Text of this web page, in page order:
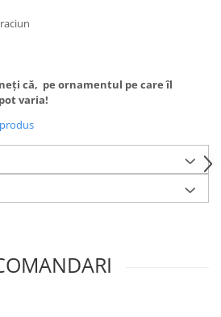
că, pe ornamentul pe care îl
varia!